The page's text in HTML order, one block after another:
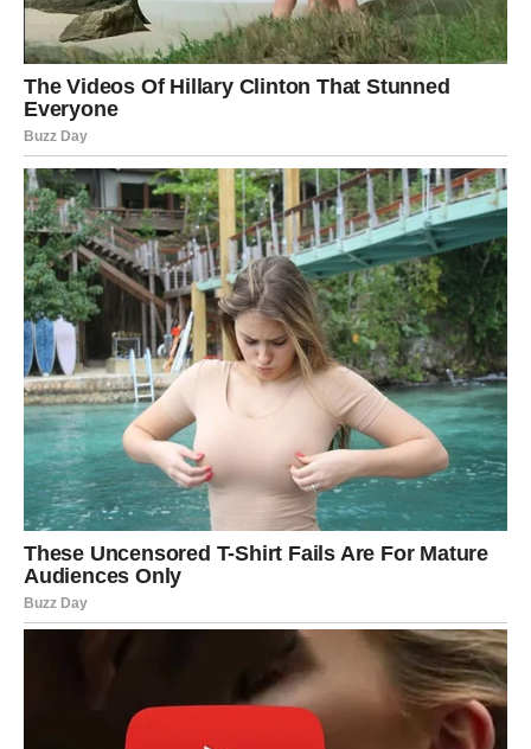
mjesto. Ljubavni život donosi više topline, a poslovna
situacija pokazuje znakove poboljšanja.
Pred vama je period većeg optimizma.
LAV
Lavovima dolazi priznanje za trud koji su ulagali. Moguća
je poslovna ponuda ili vijest koja vraća samopouzdanje.
Na ljubavnom planu neko pokazuje mnogo više emocija
nego što ste očekivali.
DJEVICA
Djevice će narednih dana donijeti važnu odluku koja
mijenja tok jednog odnosa ili poslovne situacije.
Zvijezde vam donose više jasnoće i sigurnosti.
Vagama se smiješi veoma lijep period u ljubavi. Moguć je